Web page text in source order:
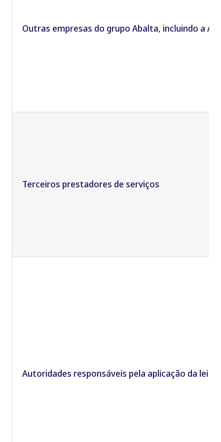
Outras empresas do grupo Abalta, incluindo a
Terceiros prestadores de serviços
Autoridades responsáveis pela aplicação da lei